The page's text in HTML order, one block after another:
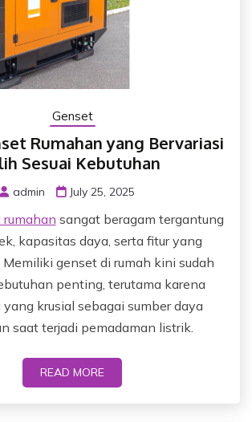
Genset
Rumahan yang Bervariasi
Sesuai Kebutuhan
admin July 25, 2025
rumahan sangat beragam tergantung
kapasitas daya, serta fitur yang
genset di rumah kini sudah
penting, terutama karena
krusial sebagai sumber daya
saat terjadi pemadaman listrik.
READ MORE